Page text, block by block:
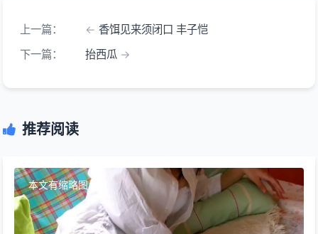
上一篇：
香饵见来须闭口 丰子恺
下一篇：
抬西瓜
推荐阅读
本文有缩略图